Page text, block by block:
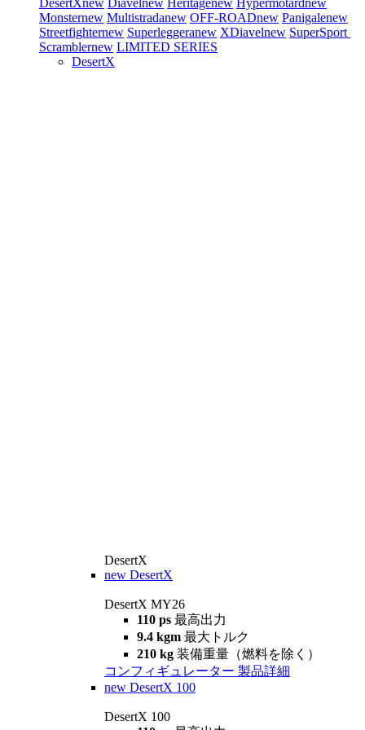
DesertXnew Diavelnew Heritagenew Hypermotardnew
Monsternew Multistradanew OFF-ROADnew Panigalenew
Streetfighternew Superleggeranew XDiavelnew SuperSport
Scramblernew LIMITED SERIES
DesertX
DesertX
new DesertX
DesertX MY26
110 ps 最高出力
9.4 kgm 最大トルク
210 kg 装備重量（燃料を除く）
コンフィギュレーター 製品詳細
new DesertX 100
DesertX 100